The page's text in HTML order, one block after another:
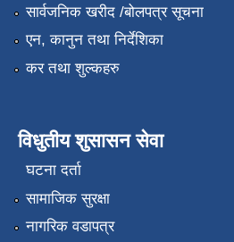
सार्वजनिक खरीद /बोलपत्र सूचना
एन, कानुन तथा निर्देशिका
कर तथा शुल्कहरु
विधुतीय शुसासन सेवा
घटना दर्ता
सामाजिक सुरक्षा
नागरिक वडापत्र